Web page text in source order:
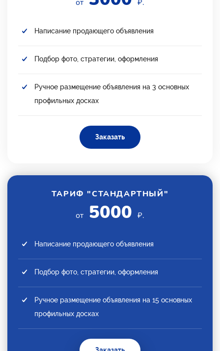
от
₽.
Написание продающего объявления
Подбор фото, стратегии, оформления
Ручное размещение объявления на 3 основных
профильных досках
Заказать
ТАРИФ "СТАНДАРТНЫЙ"
от 5000 ₽.
Написание продающего объявления
Подбор фото, стратегии, оформления
Ручное размещение объявления на 15 основных
профильных досках